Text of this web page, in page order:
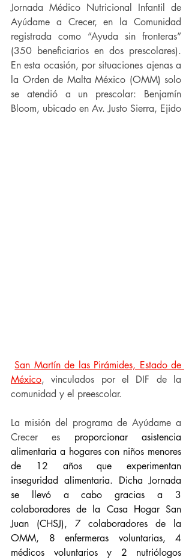
Jornada Médico Nutricional Infantil de
Ayúdame a Crecer, en la Comunidad
registrada como “Ayuda sin fronteras”
(350 beneficiarios en dos prescolares).
En esta ocasión, por situaciones ajenas a
la Orden de Malta México (OMM) solo
se atendió a un prescolar: Benjamín
Bloom, ubicado en Av. Justo Sierra, Ejido
San Martín de las Pirámides, Estado de
México, vinculados por el DIF de la
comunidad y el preescolar.
La misión del programa de Ayúdame a
Crecer es proporcionar asistencia
alimentaria a hogares con niños menores
de 12 años que experimentan
inseguridad alimentaria. Dicha Jornada
se llevó a cabo gracias a 3
colaboradores de la Casa Hogar San
Juan (CHSJ), 7 colaboradores de la
OMM, 8 enfermeras voluntarias, 4
médicos voluntarios y 2 nutriólogos